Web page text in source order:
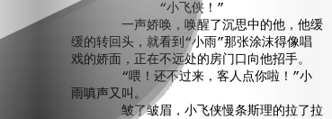
“小飞侠！”
一声娇唤，唤醒了沉思中的他，他缓
缓的转回头，就看到“小雨”那张涂沫得像唱
戏的娇面，正在不远处的房门口向他招手。
“喂！还不过来，客人点你啦！”小
雨嗔声又叫。
皱了皱眉，小飞侠慢条斯理的拉了拉